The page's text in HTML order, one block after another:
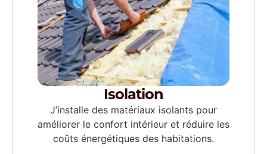
Isolation
J’installe des matériaux isolants pour
améliorer le confort intérieur et réduire les
coûts énergétiques des habitations.